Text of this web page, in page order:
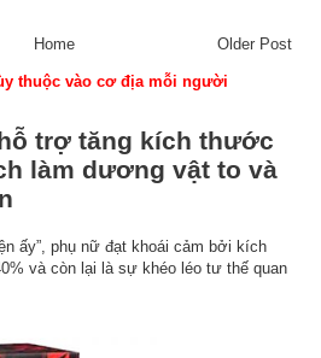
Older Post
Home
thuộc vào cơ địa mỗi người
trợ tăng kích thước
làm dương vật to và
ấy”, phụ nữ đạt khoái cảm bởi kích
và còn lại là sự khéo léo tư thế quan